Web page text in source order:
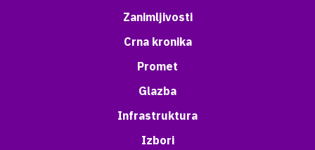
Zanimljivosti
Crna kronika
Promet
Glazba
Infrastruktura
Izbori